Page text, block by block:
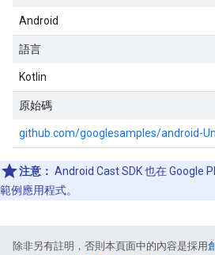
Android
語言
Kotlin
原始碼
github.com/googlesamples/android-
注意： Android Cast SDK 也在 Google
範例應用程式。
除非另有註明，否則本頁面中的內容是採用